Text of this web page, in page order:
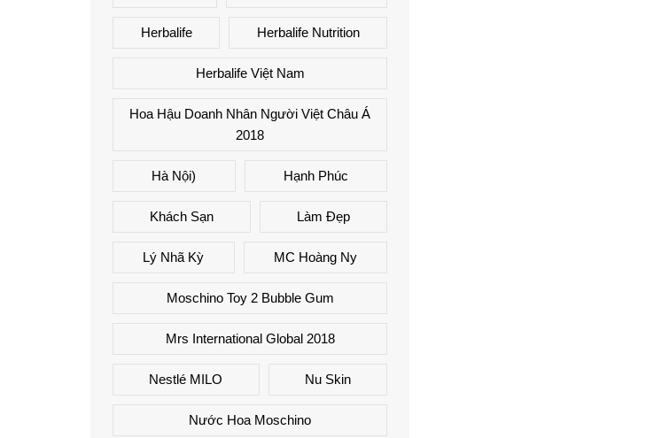
Herbalife Herbalife Nutrition
Herbalife Việt Nam
Hoa Hậu Doanh Nhân Người Việt Châu Á
2018
Hà Nội) Hạnh Phúc
Khách Sạn Làm Đẹp
Lý Nhã Kỳ MC Hoàng Ny
Moschino Toy 2 Bubble Gum
Mrs International Global 2018
Nestlé MILO Nu Skin
Nước Hoa Moschino